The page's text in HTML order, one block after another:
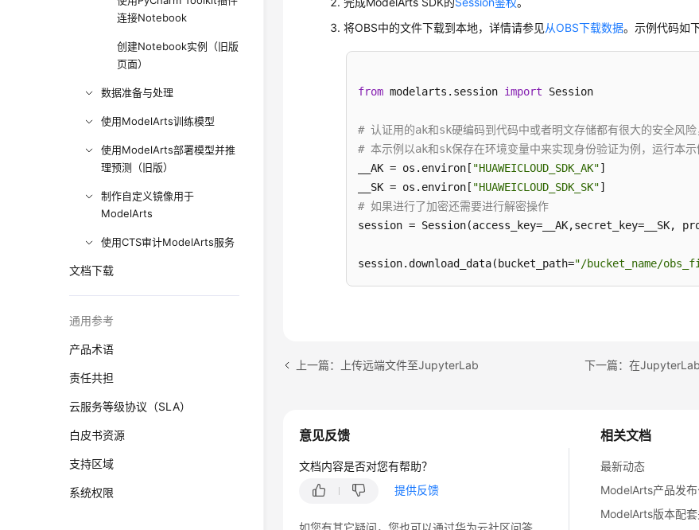
连接Notebook
创建Notebook实例（旧版
页面）
数据准备与处理
使用ModelArts训练模型
使用ModelArts部署模型并推
理预测（旧版）
制作自定义镜像用于
ModelArts
使用CTS审计ModelArts服务
文档下载
通用参考
产品术语
责任共担
云服务等级协议（SLA）
白皮书资源
支持区域
系统权限
将OBS中的文件下载到本地，详情请参见从OBS下载数据。示例代码如下
from modelarts.session import Session
# 认证用的ak和sk硬编码到代码中或者明文存储都有很大的安全风
# 本示例以ak和sk保存在环境变量中来实现身份验证为例，运行本示例
__AK = os.environ[ "HUAWEICLOUD_SDK_AK"]
__SK = os.environ[ "HUAWEICLOUD_SDK_SK"
# 如果进行了加密还需要进行解密操作
session = Session(access_key=__AK,secret_key=__SK,
session.download_data(bucket_path="/bucket_name/
上一篇：上传远端文件至JupyterLab
相关文档
最新动态
ModelArts产品发
ModelArts版本配
意见反馈
文档内容是否对您有帮助？
提供反馈
如您有其它疑问，您也可以通过华为云社区问答